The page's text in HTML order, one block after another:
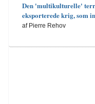
Den 'multikulturelle'
eksporterede krig, som
af Pierre Rehov